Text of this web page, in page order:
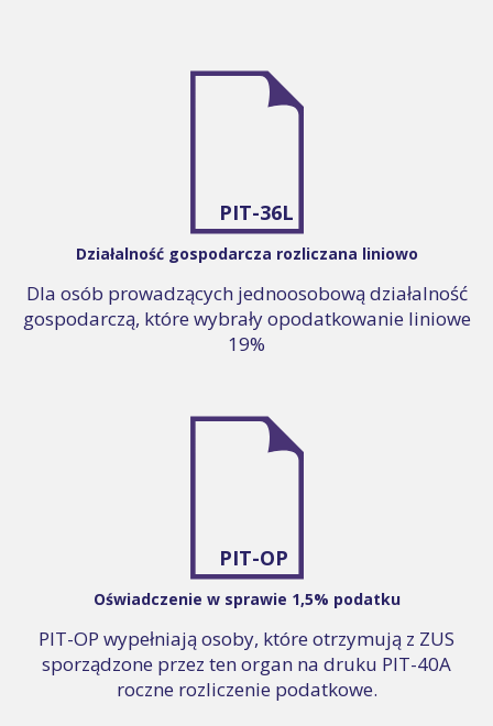
PIT-36L
Działalność gospodarcza rozliczana liniowo
Dla osób prowadzących jednoosobową działalność
gospodarczą, które wybrały opodatkowanie liniowe
19%
PIT-OP
Oświadczenie w sprawie 1,5% podatku
PIT-OP wypełniają osoby, które otrzymują z ZUS
sporządzone przez ten organ na druku PIT-40A
roczne rozliczenie podatkowe.